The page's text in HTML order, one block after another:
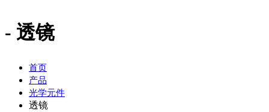
透镜
首页
产品
光学元件
透镜